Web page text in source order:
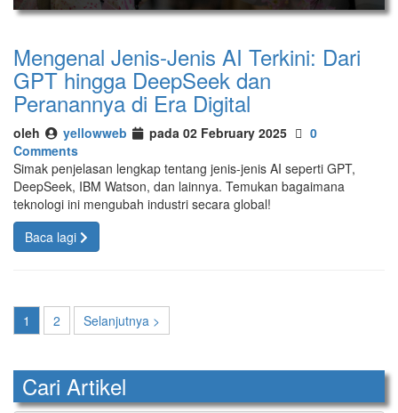
Mengenal Jenis-Jenis AI Terkini: Dari
GPT hingga DeepSeek dan
Peranannya di Era Digital
oleh yellowweb pada 02 February 2025
0
Comments
Simak penjelasan lengkap tentang jenis-jenis AI seperti GPT,
DeepSeek, IBM Watson, dan lainnya. Temukan bagaimana
teknologi ini mengubah industri secara global!
Baca lagi
1 2 Selanjutnya >
Cari Artikel